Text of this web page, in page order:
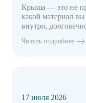
Крыша — это не
какой материал
внутри,
Читать подробнее
17 июля 2026